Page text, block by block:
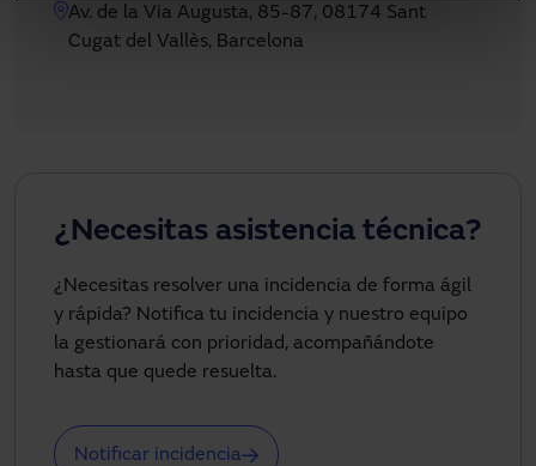
Av. de la Via Augusta, 85-87, 08174 Sant
Cugat del Vallès, Barcelona
¿Necesitas asistencia técnica?
¿Necesitas resolver una incidencia de forma ágil
y rápida? Notifica tu incidencia y nuestro equipo
la gestionará con prioridad, acompañándote
hasta que quede resuelta.
Notificar incidencia